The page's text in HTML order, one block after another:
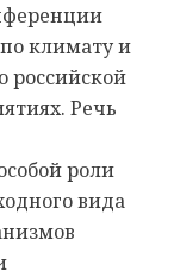
климату и
российской
Речь
роли
вида